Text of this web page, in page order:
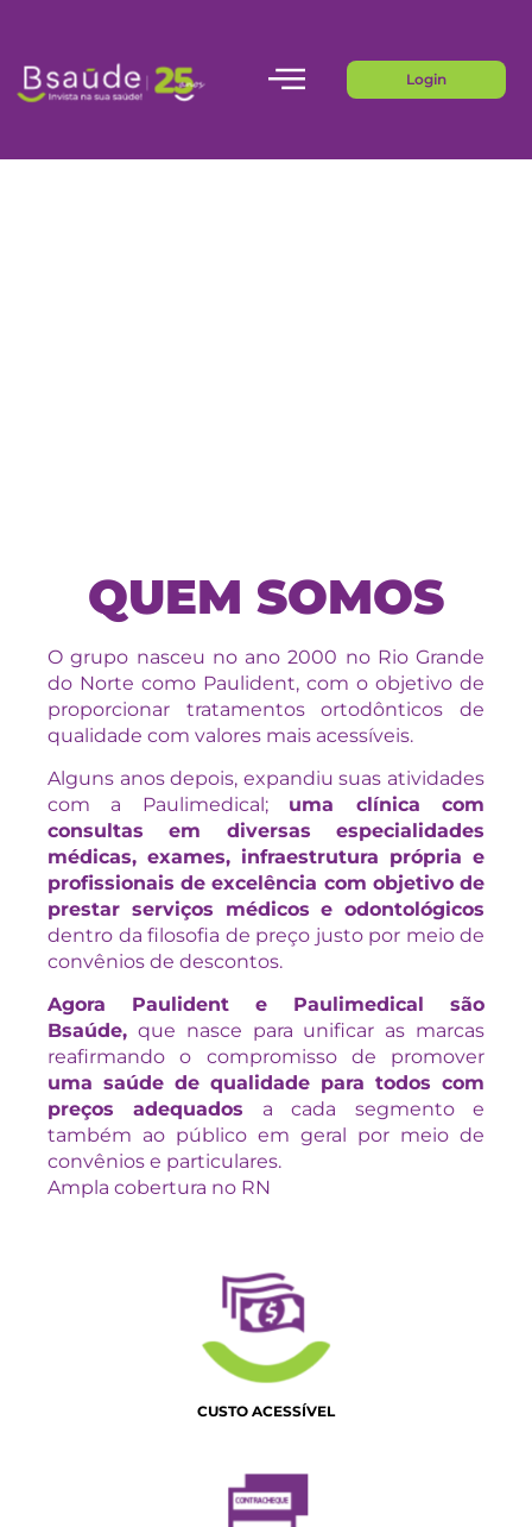
Login
QUEM SOMOS
O grupo nasceu no ano 2000 no Rio Grande
do Norte como Paulident, com o objetivo de
proporcionar tratamentos ortodônticos de
qualidade com valores mais acessíveis.
Alguns anos depois, expandiu suas atividades
com a Paulimedical; uma clínica com
consultas em diversas especialidades
médicas, exames, infraestrutura própria e
profissionais de excelência com objetivo de
prestar serviços médicos e odontológicos
dentro da filosofia de preço justo por meio de
convênios de descontos.
Agora Paulident e Paulimedical são
Bsaúde, que nasce para unificar as marcas
reafirmando o compromisso de promover
uma saúde de qualidade para todos com
preços adequados a cada segmento e
também ao público em geral por meio de
convênios e particulares.
Ampla cobertura no RN
CUSTO ACESSÍVEL